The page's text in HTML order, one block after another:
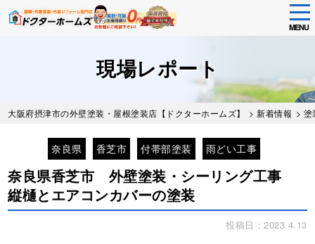
MENU
現場レポート
大阪府摂津市の外壁塗装・屋根塗装店【ドクターホームズ】 >新着情報 > 塗
奈良県 香芝市 付帯部塗装 雨どい工事
奈良県香芝市 外壁塗装・シーリング工事
縦樋とエアコンカバーの塗装
投稿日：2023.4.13